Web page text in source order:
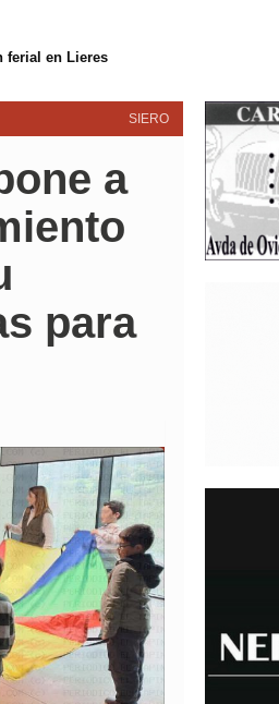
en Lieres
SIERO
a
para